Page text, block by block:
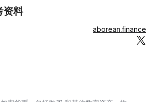
资料
aborean.finance